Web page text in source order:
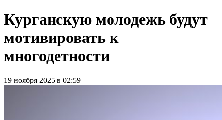
Курганскую молодежь будут
мотивировать к
многодетности
19 ноября 2025 в 02:59